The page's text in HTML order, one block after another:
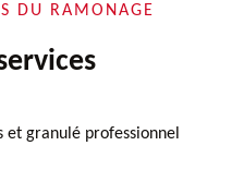
DU RAMONAGE
et granulé professionnel